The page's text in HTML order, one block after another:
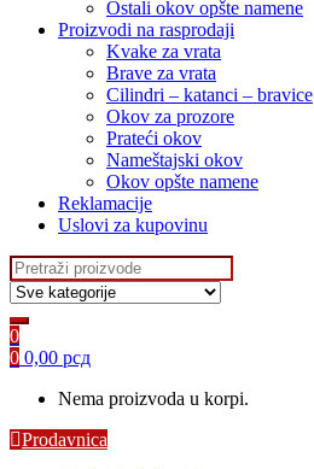
Ostali okov opšte namene
Proizvodi na rasprodaji
Kvake za vrata
Brave za vrata
Cilindri – katanci – bravice
Okov za prozore
Prateći okov
Nameštajski okov
Okov opšte namene
Reklamacije
Uslovi za kupovinu
Search for:
0
0 0,00 рсд
Nema proizvoda u korpi.
Prodavnica